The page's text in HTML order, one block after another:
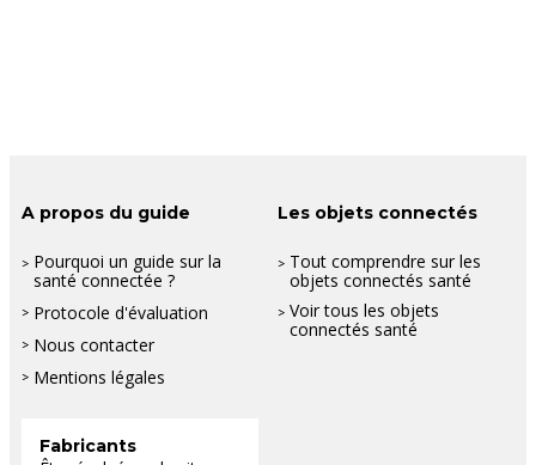
A propos du guide
Pourquoi un guide sur la
santé connectée ?
Protocole d'évaluation
Nous contacter
Mentions légales
Les objets connectés
Tout comprendre sur les
objets connectés santé
Voir tous les objets
connectés santé
Fabricants